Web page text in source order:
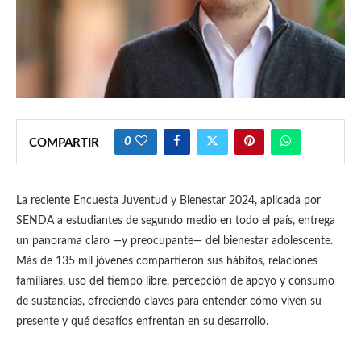
COMPARTIR 0
La reciente Encuesta Juventud y Bienestar 2024, aplicada por
SENDA a estudiantes de segundo medio en todo el país, entrega
un panorama claro —y preocupante— del bienestar adolescente.
Más de 135 mil jóvenes compartieron sus hábitos, relaciones
familiares, uso del tiempo libre, percepción de apoyo y consumo
de sustancias, ofreciendo claves para entender cómo viven su
presente y qué desafíos enfrentan en su desarrollo.